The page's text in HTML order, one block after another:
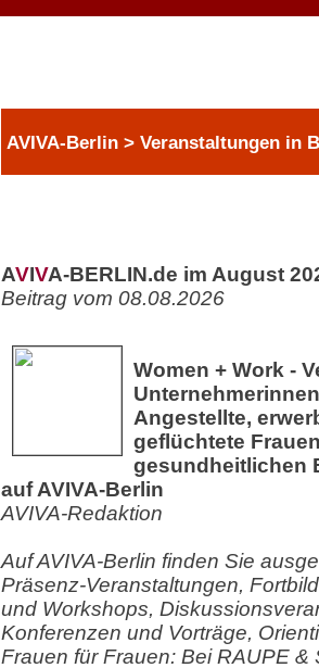
AVIVA-Berlin > Veranstaltungen in
AVIVA-BERLIN.de im August
Beitrag vom 08.08.2026
Women + Work -
Angestellte,
geflüchtete
gesundheitlichen
auf AVIVA-Berlin
AVIVA-Redaktion
Auf AVIVA-Berlin finden Sie
Präsenz-Veranstaltungen,
und Workshops,
Konferenzen und Vorträge,
Frauen für Frauen: Bei RAUPE &